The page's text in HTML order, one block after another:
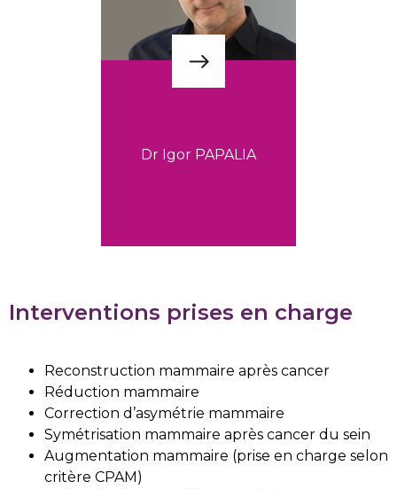
Dr Igor PAPALIA
Interventions prises en charge
Reconstruction mammaire après cancer
Réduction mammaire
Correction d’asymétrie mammaire
Symétrisation mammaire après cancer du sein
Augmentation mammaire (prise en charge selon
critère CPAM)